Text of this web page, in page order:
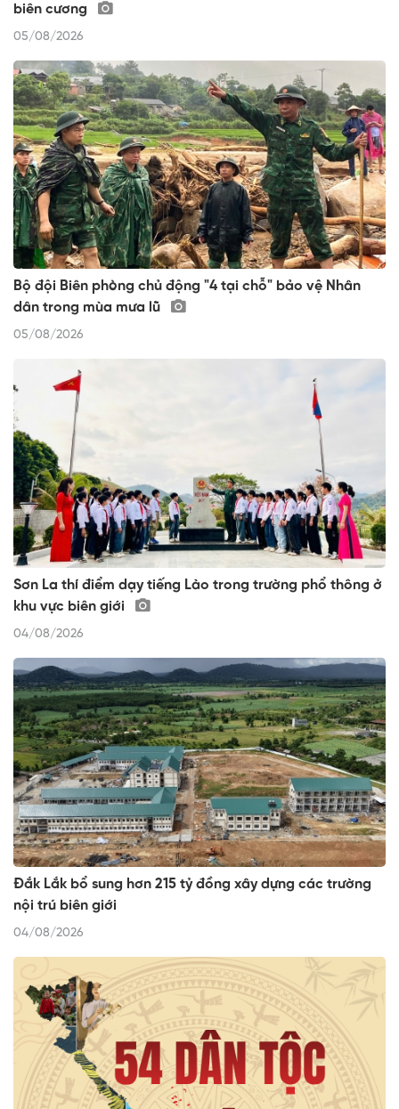
biên cương
05/08/2026
Bộ đội Biên phòng chủ động "4 tại chỗ" bảo vệ Nhân
dân trong mùa mưa lũ
05/08/2026
Sơn La thí điểm dạy tiếng Lào trong trường phổ thông ở
khu vực biên giới
04/08/2026
Đắk Lắk bổ sung hơn 215 tỷ đồng xây dựng các trường
nội trú biên giới
04/08/2026